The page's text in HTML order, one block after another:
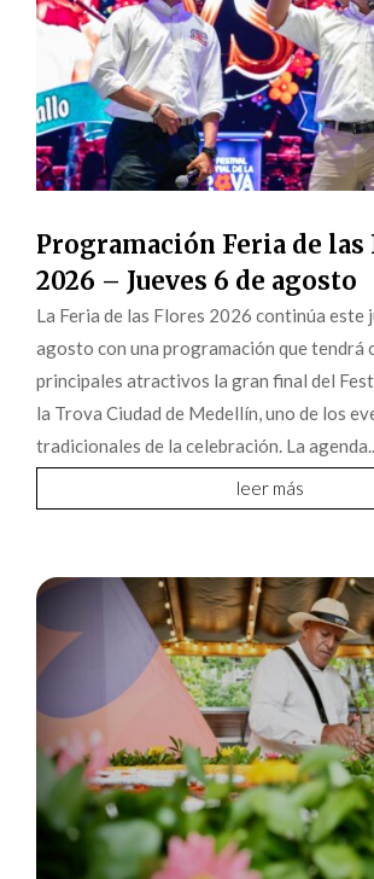
Programación Feria de las
2026 – Jueves 6 de agosto
La Feria de las Flores 2026 continúa este
agosto con una programación que tendrá
principales atractivos la gran final del
la Trova Ciudad de Medellín, uno de los
tradicionales de la celebración. La
leer más